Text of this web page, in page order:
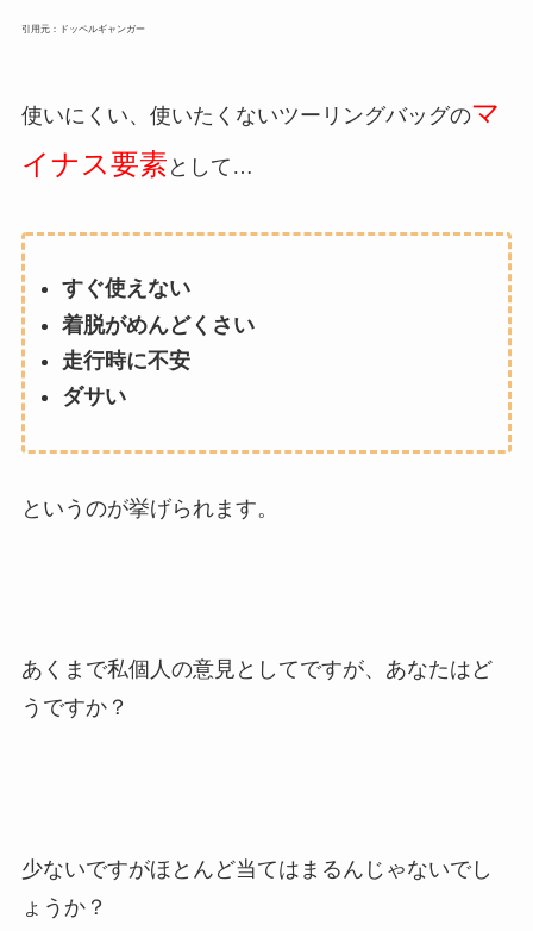
引用元：ドッペルギャンガー
使いにくい、使いたくないツーリングバッグのマ
イナス要素 として…
すぐ使えない
着脱がめんどくさい
走行時に不安
ダサい
というのが挙げられます。
あくまで私個人の意見としてですが、あなたはど
うですか？
少ないですがほとんど当てはまるんじゃないでし
ょうか？